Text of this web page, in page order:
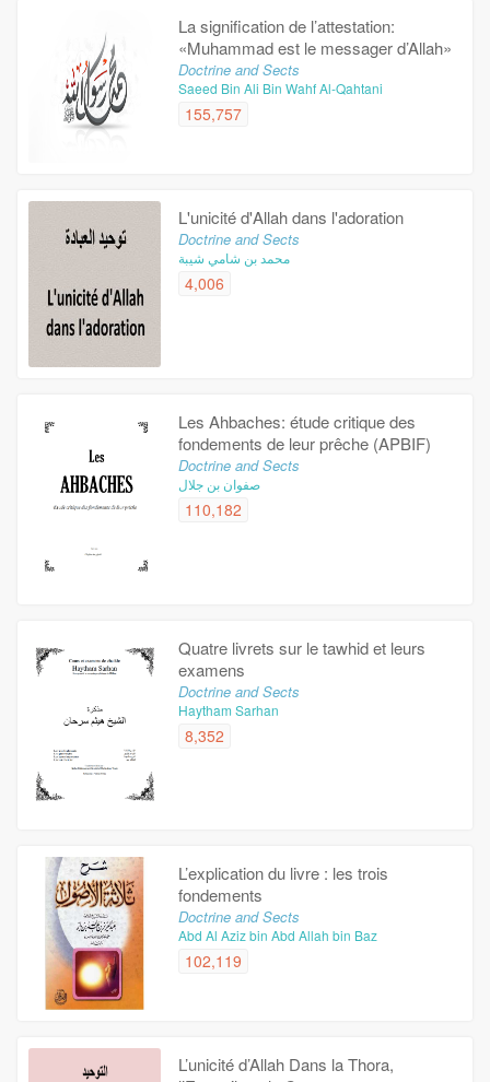
La signification de l’attestation:
«Muhammad est le messager d’Allah»
Doctrine and Sects
Saeed Bin Ali Bin Wahf Al-Qahtani
155,757
L'unicité d'Allah dans l'adoration
Doctrine and Sects
محمد بن شامي شيبة
4,006
Les Ahbaches: étude critique des
fondements de leur prêche (APBIF)
Doctrine and Sects
صفوان بن جلال
110,182
Quatre livrets sur le tawhid et leurs
examens
Doctrine and Sects
Haytham Sarhan
8,352
L’explication du livre : les trois
fondements
Doctrine and Sects
Abd Al Aziz bin Abd Allah bin Baz
102,119
L’unicité d’Allah Dans la Thora,